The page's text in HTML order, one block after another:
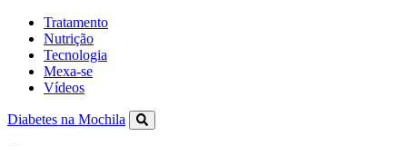
Tratamento
Nutrição
Tecnologia
Mexa-se
Vídeos
Diabetes na Mochila